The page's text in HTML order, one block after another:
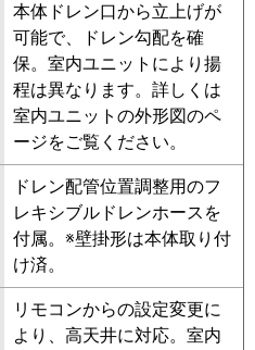
本体ドレン口から立上げが
可能で、ドレン勾配を確
保。室内ユニットにより揚
程は異なります。詳しくは
室内ユニットの外形図のペ
ージをご覧ください。
ドレン配管位置調整用のフ
レキシブルドレンホースを
付属。※壁掛形は本体取り付
け済。
リモコンからの設定変更に
より、高天井に対応。室内